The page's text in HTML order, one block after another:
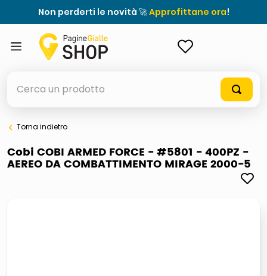
Non perderti le novità 🚀Approfittane ora!
elenchi telefonici
orologio parete
Torna indietro
Cobi COBI ARMED FORCE - #5801 - 400PZ -
AEREO DA COMBATTIMENTO MIRAGE 2000-5